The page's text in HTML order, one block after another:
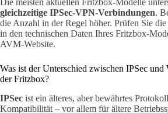
Die meisten aktuellen Fritzbox-Modelle
gleichzeitige IPSec-VPN-Verbindungen.
die Anzahl in der Regel höher. Prüfen Sie
in den technischen Daten Ihres Fritzbox-
AVM-Website.
Was ist der Unterschied zwischen IPSec und
der Fritzbox?
IPSec ist ein älteres, aber bewährtes
Kompatibilität – vor allem für ältere